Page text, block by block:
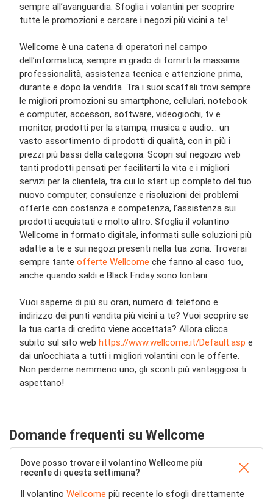
sempre all’avanguardia. Sfoglia i volantini per scoprire
tutte le promozioni e cercare i negozi più vicini a te!
Wellcome è una catena di operatori nel campo
dell’informatica, sempre in grado di fornirti la massima
professionalità, assistenza tecnica e attenzione prima,
durante e dopo la vendita. Tra i suoi scaffali trovi sempre
le migliori promozioni su smartphone, cellulari, notebook
e computer, accessori, software, videogiochi, tv e
monitor, prodotti per la stampa, musica e audio… un
vasto assortimento di prodotti di qualità, con in più i
prezzi più bassi della categoria. Scopri sul negozio web
tanti prodotti pensati per facilitarti la vita e i migliori
servizi per la clientela, tra cui lo start up completo del tuo
nuovo computer, consulenze e risoluzioni dei problemi
offerte con costanza e competenza, l’assistenza sui
prodotti acquistati e molto altro. Sfoglia il volantino
Wellcome in formato digitale, informati sulle soluzioni più
adatte a te e sui negozi presenti nella tua zona. Troverai
sempre tante offerte Wellcome che fanno al caso tuo,
anche quando saldi e Black Friday sono lontani.
Vuoi saperne di più su orari, numero di telefono e
indirizzo dei punti vendita più vicini a te? Vuoi scoprire se
la tua carta di credito viene accettata? Allora clicca
subito sul sito web https://www.wellcome.it/Default.asp e
dai un’occhiata a tutti i migliori volantini con le offerte.
Non perderne nemmeno uno, gli sconti più vantaggiosi ti
aspettano!
Domande frequenti su Wellcome
Dove posso trovare il volantino Wellcome più
recente di questa settimana?
Il volantino Wellcome più recente lo sfogli direttamente